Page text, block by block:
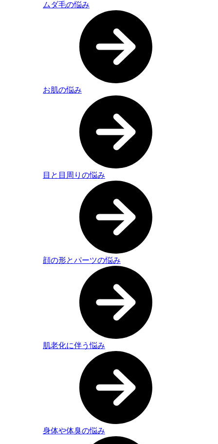
ムダ毛の悩み
お肌の悩み
目と目周りの悩み
顔の形とパーツの悩み
肌老化に伴う悩み
身体や体臭の悩み